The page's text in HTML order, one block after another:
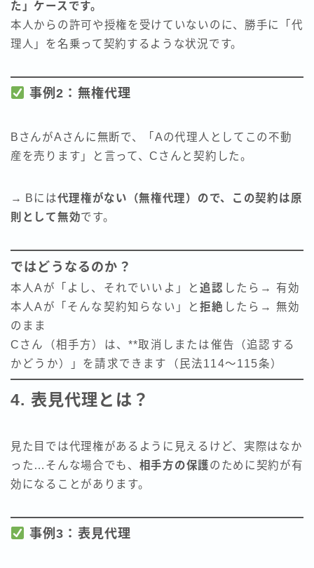
た」ケースです。
本人からの許可や授権を受けていないのに、勝手に「代
理人」を名乗って契約するような状況です。
事例2：無権代理
BさんがAさんに無断で、「Aの代理人としてこの不動
産を売ります」と言って、Cさんと契約した。
→ Bには代理権がない（無権代理）ので、この契約は原
則として無効です。
ではどうなるのか？
本人Aが「よし、それでいいよ」と追認 したら→ 有効
本人Aが「そんな契約知らない」と拒絶 したら→ 無効
のまま
Cさん（相手方）は、**取消しまたは催告（追認する
かどうか）」を請求できます（民法114～115条）
4. 表見代理とは？
見た目では代理権があるように見えるけど、実際はなか
った…そんな場合でも、 相手方の保護のために契約が有
効になることがあります。
事例3：表見代理